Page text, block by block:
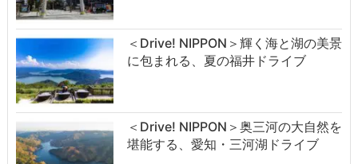
＜Drive! NIPPON＞輝く海と湖の美景
に包まれる、夏の福井ドライブ
＜Drive! NIPPON＞奥三河の大自然を
堪能する、愛知・三河湖ドライブ